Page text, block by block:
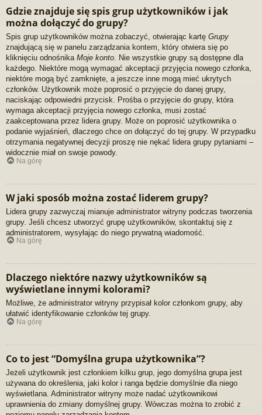
Gdzie znajduje się spis grup użytkowników i jak
można dołączyć do grupy?
Spis grup użytkowników można zobaczyć, otwierając kartę Grupy
znajdującą się w panelu zarządzania kontem, który otwiera się po
kliknięciu odnośnika Moje konto. Nie wszystkie grupy są dostępne dla
każdego. Niektóre mogą wymagać akceptacji przyjęcia nowego członka,
niektóre mogą być zamknięte, a jeszcze inne mogą mieć ukrytych
członków. Użytkownik może poprosić o przyjęcie do danej grupy,
naciskając odpowiedni przycisk. Prośba o przyjęcie do grupy, która
wymaga akceptacji przyjęcia nowego członka, musi zostać
zaakceptowana przez lidera grupy. Może on poprosić użytkownika o
podanie wyjaśnień, dlaczego chce on dołączyć do tej grupy. W przypadku
otrzymania negatywnej decyzji proszę nie nękać lidera grupy pytaniami –
widocznie miał on swoje powody.
Na górę
W jaki sposób można zostać liderem grupy?
Lidera grupy zazwyczaj mianuje administrator witryny podczas tworzenia
grupy. Jeśli chcesz utworzyć grupę użytkowników, skontaktuj się z
administratorem, wysyłając do niego prywatną wiadomość.
Na górę
Dlaczego niektóre nazwy użytkowników są
wyświetlane innymi kolorami?
Możliwe, że administrator witryny przypisał kolor członkom grupy, aby
ułatwić identyfikowanie członków tej grupy.
Na górę
Co to jest “Domyślna grupa użytkownika”?
Jeżeli użytkownik jest członkiem kilku grup, jego domyślna grupa jest
używana do określenia, jaki kolor i ranga będzie domyślnie dla niego
wyświetlana. Administrator witryny może nadać użytkownikowi
uprawnienia do zmiany domyślnej grupy. Wówczas można to zrobić z